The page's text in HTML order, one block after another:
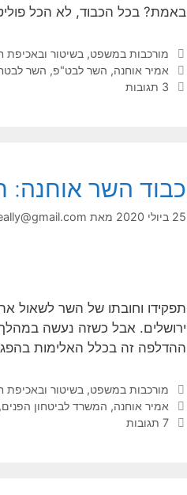
באמת? בכל הכבוד, לא הכל
קטגוריות
מורכבות במשפט, בשיטור ובאכיפת
תגיות
אמיר אוחנה, השר לבט"פ, השר
3 תגובות
כבוד השר אוחנה:
25 ביולי 2020 מאת
תפקידו וחובתו של השר לשאול
ירושלים. אבל כשזה נעשה
ההדלפה זה בכלל האלימות
קטגוריות
מורכבות במשפט, בשיטור ובאכיפת
תגיות
אמיר אוחנה, המשרד לביטחון הפנים,
7 תגובות